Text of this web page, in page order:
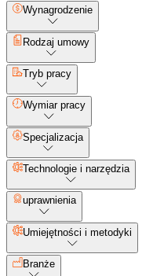
Wynagrodzenie
Rodzaj umowy
Tryb pracy
Wymiar pracy
Specjalizacja
Technologie i narzędzia
uprawnienia
Umiejętności i metodyki
Branże